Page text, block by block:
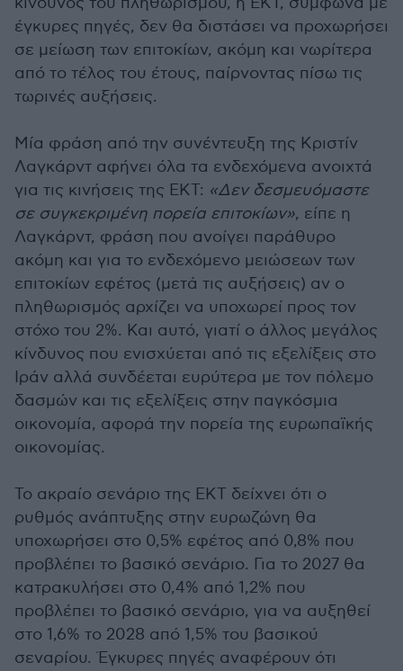
έγκυρες πηγές, δεν θα διστάσει να προχωρήσει
σε μείωση των επιτοκίων, ακόμη και νωρίτερα
από το τέλος του έτους, παίρνοντας πίσω τις
τωρινές αυξήσεις.
Μία φράση από την συνέντευξη της Κριστίν
Λαγκάρντ αφήνει όλα τα ενδεχόμενα ανοιχτά
για τις κινήσεις της ΕΚΤ: «Δεν δεσμευόμαστε
σε συγκεκριμένη πορεία επιτοκίων», είπε η
Λαγκάρντ, φράση που ανοίγει παράθυρο
ακόμη και για το ενδεχόμενο μειώσεων των
επιτοκίων εφέτος (μετά τις αυξήσεις) αν ο
πληθωρισμός αρχίζει να υποχωρεί προς τον
στόχο του 2%. Και αυτό, γιατί ο άλλος μεγάλος
κίνδυνος που ενισχύεται από τις εξελίξεις στο
Ιράν αλλά συνδέεται ευρύτερα με τον πόλεμο
δασμών και τις εξελίξεις στην παγκόσμια
οικονομία, αφορά την πορεία της ευρωπαϊκής
οικονομίας.
Το ακραίο σενάριο της ΕΚΤ δείχνει ότι ο
ρυθμός ανάπτυξης στην ευρωζώνη θα
υποχωρήσει στο 0,5% εφέτος από 0,8% που
προβλέπει το βασικό σενάριο. Για το 2027 θα
κατρακυλήσει στο 0,4% από 1,2% που
προβλέπει το βασικό σενάριο, για να αυξηθεί
στο 1,6% το 2028 από 1,5% του βασικού
σεναρίου. Έγκυρες πηγές αναφέρουν ότι